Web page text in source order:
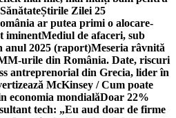
Știrile Zilei 25
ar putea primi o alocare-
iminentMediul de afaceri, sub
anul 2025 (raport)Meseria râvnită
urile din România. Date, riscuri
antreprenorial din Grecia, lider în
McKinsey / Cum poate
economia mondialăDoar 22%
tech: „Eu aud doar de firme